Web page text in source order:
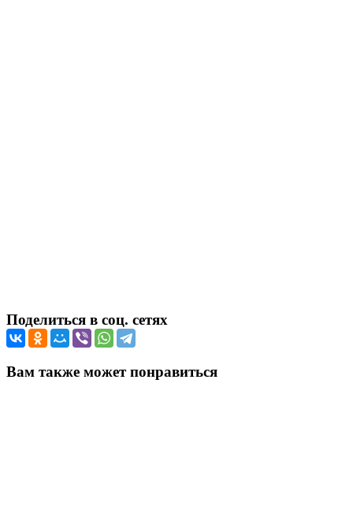
Поделиться в соц. сетях
Вам также может понравиться